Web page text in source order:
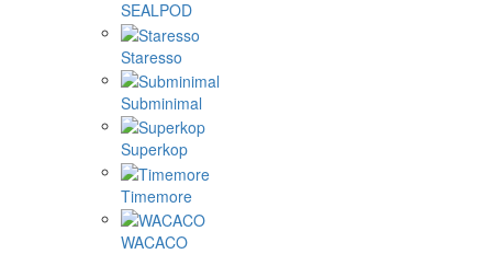
Flair Espresso
Gene Café
Goat Story
Hario
La Pavoni